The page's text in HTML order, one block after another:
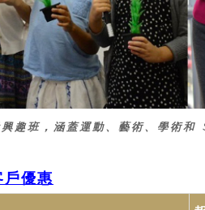
趣班，涵蓋運動、藝術、學術和
戶優惠